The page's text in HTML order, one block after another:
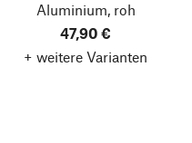
Aluminium, roh
47,90 €
+ weitere Varianten